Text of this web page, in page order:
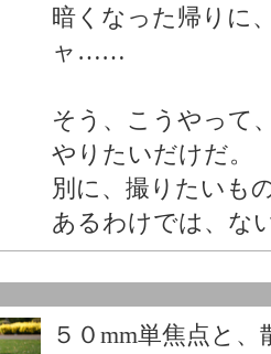
暗くなった帰りに
ャ……
そう、こうやって
やりたいだけだ。
別に、撮りたいも
あるわけでは、な
５０mm単焦点と